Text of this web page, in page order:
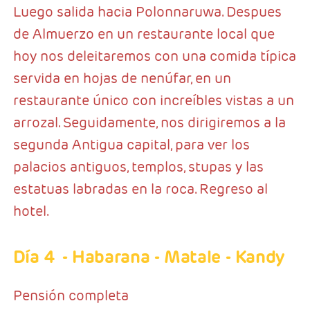
Luego salida hacia Polonnaruwa. Despues
de Almuerzo en un restaurante local que
hoy nos deleitaremos con una comida típica
servida en hojas de nenúfar, en un
restaurante único con increíbles vistas a un
arrozal. Seguidamente, nos dirigiremos a la
segunda Antigua capital, para ver los
palacios antiguos, templos, stupas y las
estatuas labradas en la roca. Regreso al
hotel.
Día 4 - Habarana - Matale - Kandy
Pensión completa